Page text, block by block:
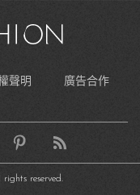
聲明
廣告合作
reserved.